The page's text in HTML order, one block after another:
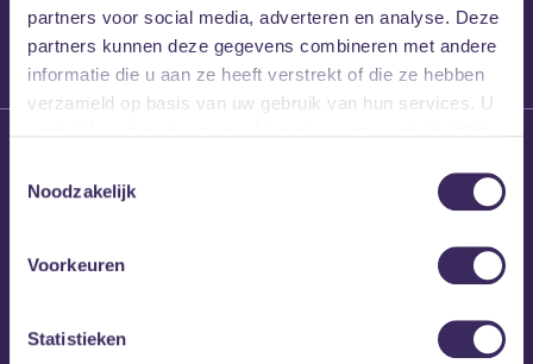
partners voor social media, adverteren en analyse. Deze
partners kunnen deze gegevens combineren met andere
informatie die u aan ze heeft verstrekt of die ze hebben
verzameld op basis van uw gebruik van hun services. U
Noodzakelijk
Voorkeuren
Statistieken
Willem’s Blog: High